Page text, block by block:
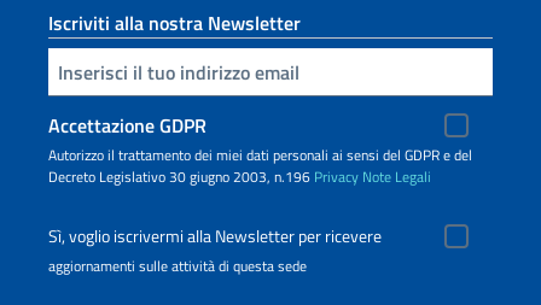
Iscriviti alla nostra Newsletter
Inserisci la tua email
Accettazione GDPR
Autorizzo il trattamento dei miei dati personali ai sensi del GDPR e del
Decreto Legislativo 30 giugno 2003, n.196 Privacy Note Legali
Sì, voglio iscrivermi alla Newsletter per ricevere
aggiornamenti sulle attività di questa sede